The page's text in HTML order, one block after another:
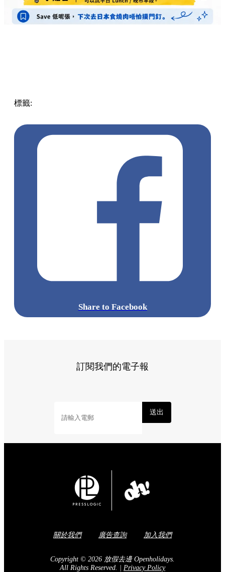
標籤:
Share to Facebook
訂閱我們的電子報
送出
關於我們 廣告查詢 加入我們
Copyright © 2026 放假去邊 Openholidays.
All Rights Reserved.
Privacy Policy